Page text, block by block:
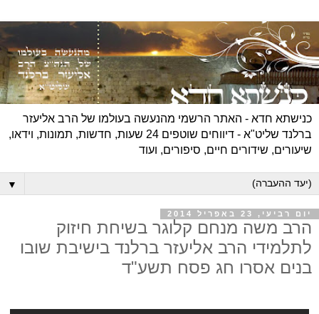
כנישתא חדא - האתר הרשמי מהנעשה בעולמו של הרב אליעזר
ברלנד שליט"א - דיווחים שוטפים 24 שעות, חדשות, תמונות, וידאו,
שיעורים, שידורים חיים, סיפורים, ועוד
▼
יום רביעי, 23 באפריל 2014
הרב משה מנחם קלוגר בשיחת חיזוק
לתלמידי הרב אליעזר ברלנד בישיבת שובו
בנים אסרו חג פסח תשע"ד